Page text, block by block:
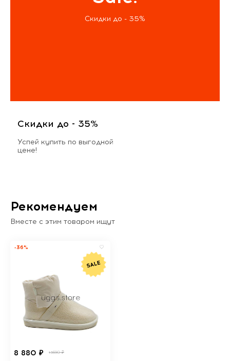
Скидки до - 35%
Скидки до - 35%
Успей купить по выгодной
цене!
Рекомендуем
Вместе с этим товаром ищут
-36%
8 880 ₽ 13690 ₽